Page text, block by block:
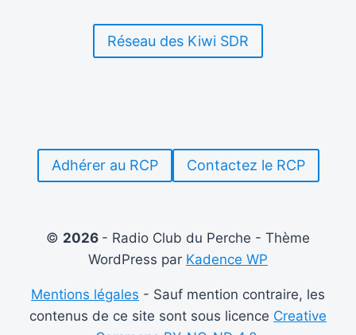
Réseau des Kiwi SDR
Adhérer au RCP Contactez le RCP
© 2026 - Radio Club du Perche - Thème
WordPress par Kadence WP
Mentions légales - Sauf mention contraire, les
contenus de ce site sont sous licence Creative